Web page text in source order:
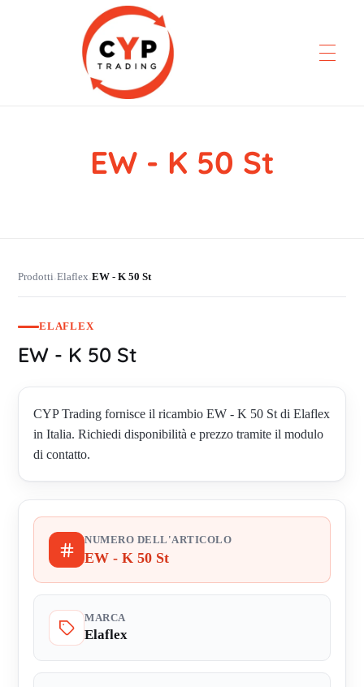
CYP Trading
Professionelle Ersatzteilbeschaffung
EW - K 50 St
Prodotti›Elaflex›EW - K 50 St
ELAFLEX
EW - K 50 St
CYP Trading fornisce il ricambio EW - K 50 St di Elaflex
in Italia. Richiedi disponibilità e prezzo tramite il modulo
di contatto.
NUMERO DELL'ARTICOLO
EW - K 50 St
MARCA
Elaflex